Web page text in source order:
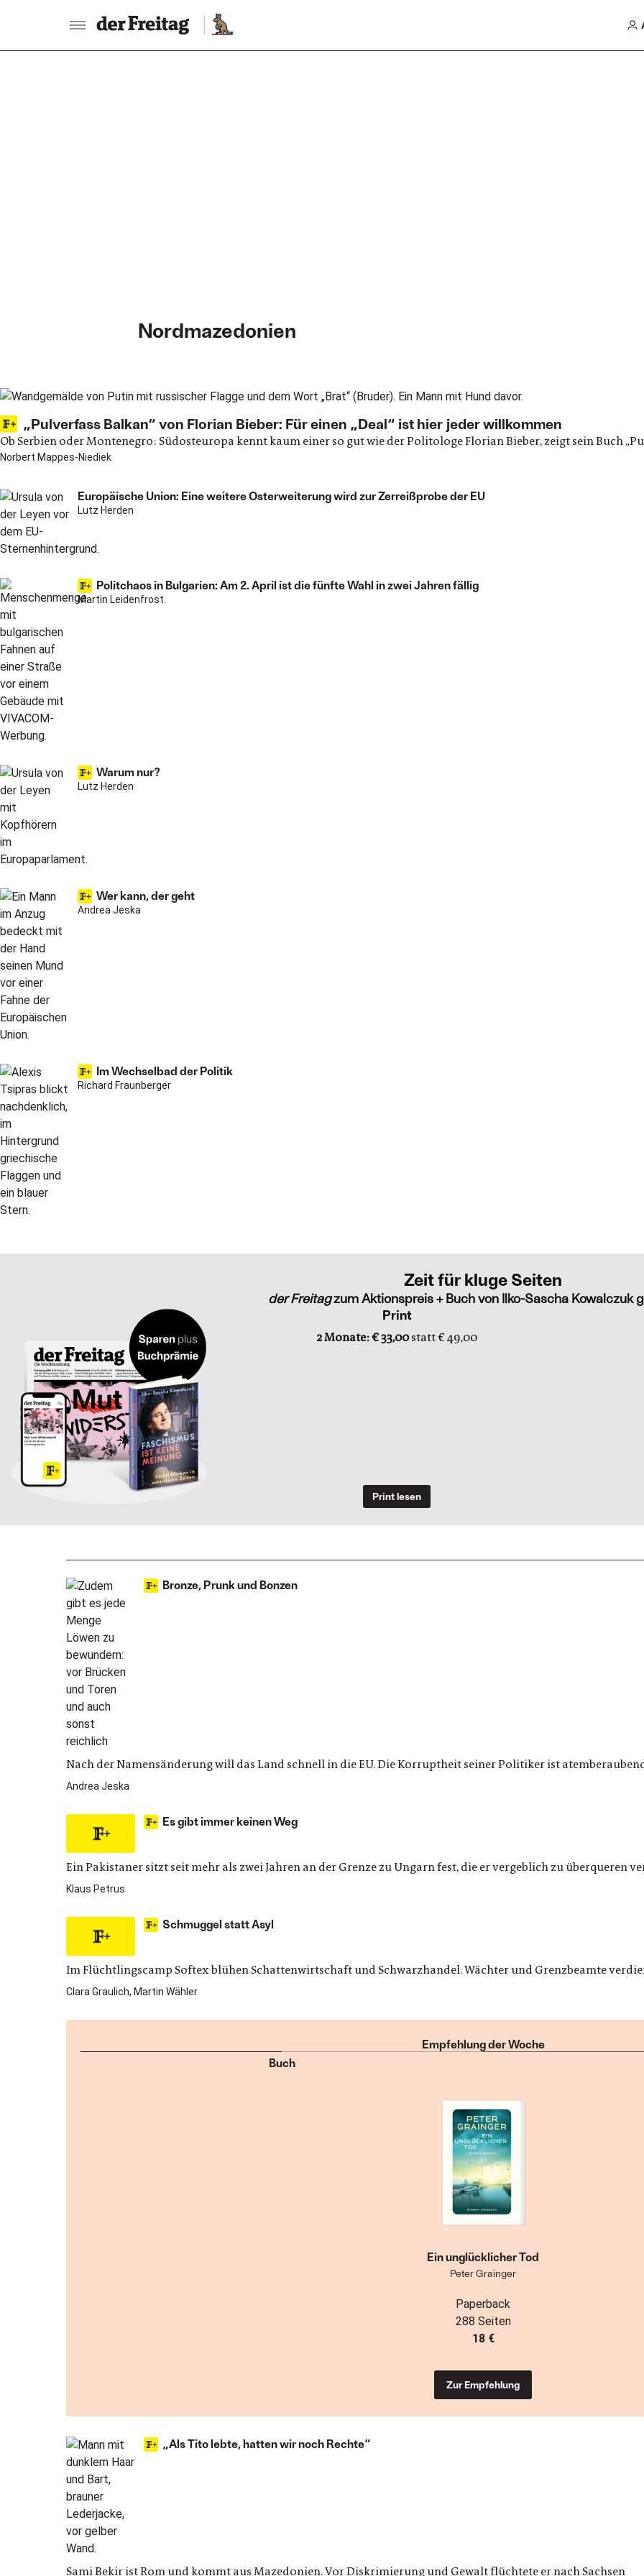
Nordmazedonien
Main articles
„Pulverfass Balkan“ von Florian Bieber: Für einen „Deal“ ist hier jeder willkommen
Ob Serbien oder Montenegro: Südosteuropa kennt kaum einer so gut wie der Politologe Florian Bieber, zeigt sein Buch
Norbert Mappes-Niediek
Europäische Union: Eine weitere Osterweiterung wird zur Zerreißprobe der EU
Lutz Herden
Politchaos in Bulgarien: Am 2. April ist die fünfte Wahl in zwei Jahren fällig
Martin Leidenfrost
Warum nur?
Lutz Herden
Wer kann, der geht
Andrea Jeska
Im Wechselbad der Politik
Richard Fraunberger
Zeit für kluge Seiten
der Freitagzum Aktionspreis + Buch von Ilko-Sascha Kowalczuk
Print
2 Monate: € 33,00statt € 49,00
Print lesen
Bronze, Prunk und Bonzen
Nach der Namensänderung will das Land schnell in die EU. Die Korruptheit seiner Politiker ist
Andrea Jeska
Es gibt immer keinen Weg
Ein Pakistaner sitzt seit mehr als zwei Jahren an der Grenze zu Ungarn fest, die er vergeblich zu überqueren
Klaus Petrus
Schmuggel statt Asyl
Im Flüchtlingscamp Softex blühen Schattenwirtschaft und Schwarzhandel. Wächter und Grenzbeamte
Clara Graulich, Martin Wähler
„Als Tito lebte, hatten wir noch Rechte“
Sami Bekir ist Rom und kommt aus Mazedonien. Vor Diskrimierung und Gewalt flüchtete er nach Sachsen
Empfehlung der Woche
Buch
Ein unglücklicher Tod
Peter Grainger
Paperback
288 Seiten
18 €
Zur Empfehlung